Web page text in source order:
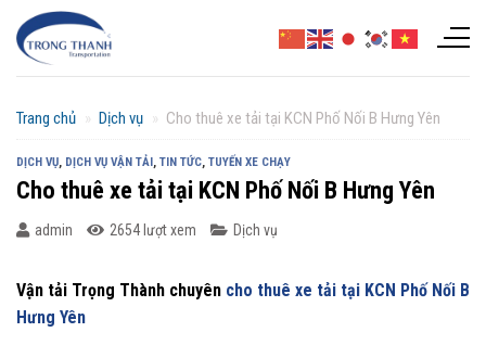
Chuyển
đến
Trang chủ » Dịch vụ » Cho thuê xe tải tại KCN Phố Nối B Hưng Yên
DỊCH VỤ, DỊCH VỤ VẬN TẢI, TIN TỨC, TUYẾN XE CHẠY
Cho thuê xe tải tại KCN Phố Nối B Hưng Yên
admin 2654 lượt xem Dịch vụ
Vận tải Trọng Thành chuyên cho thuê xe tải tại KCN Phố Nối B
Hưng Yên